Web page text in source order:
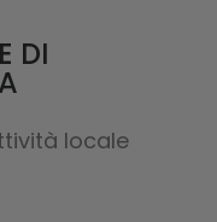
DI
locale